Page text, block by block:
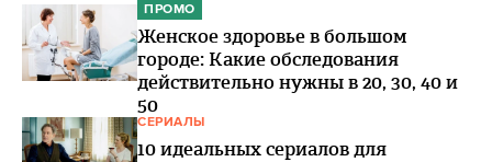
ПРОМО
Женское здоровье в большом
городе: Какие обследования
действительно нужны в 20, 30, 40 и
50
СЕРИАЛЫ
10 идеальных сериалов для